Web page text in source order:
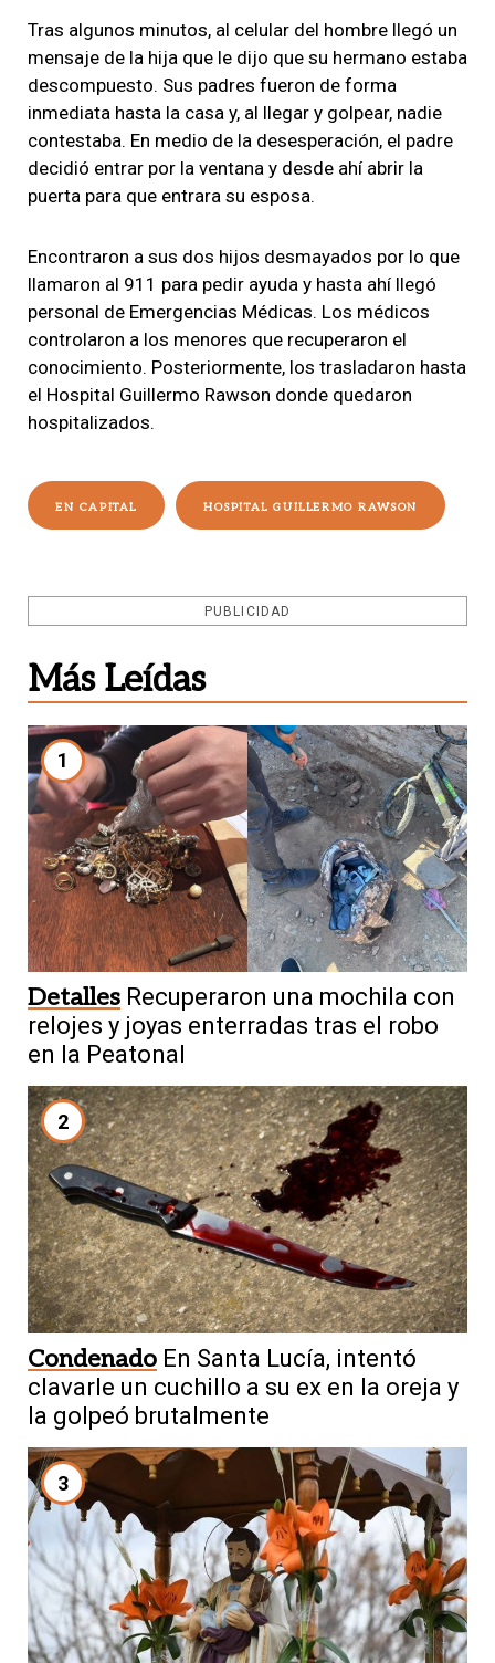
Tras algunos minutos, al celular del hombre llegó un
mensaje de la hija que le dijo que su hermano estaba
descompuesto. Sus padres fueron de forma
inmediata hasta la casa y, al llegar y golpear, nadie
contestaba. En medio de la desesperación, el padre
decidió entrar por la ventana y desde ahí abrir la
puerta para que entrara su esposa.
Encontraron a sus dos hijos desmayados por lo que
llamaron al 911 para pedir ayuda y hasta ahí llegó
personal de Emergencias Médicas. Los médicos
controlaron a los menores que recuperaron el
conocimiento. Posteriormente, los trasladaron hasta
el Hospital Guillermo Rawson donde quedaron
hospitalizados.
EN CAPITAL HOSPITAL GUILLERMO RAWSON
PUBLICIDAD
Más Leídas
1
Detalles Recuperaron una mochila con
relojes y joyas enterradas tras el robo
en la Peatonal
2
Condenado En Santa Lucía, intentó
clavarle un cuchillo a su ex en la oreja y
la golpeó brutalmente
3